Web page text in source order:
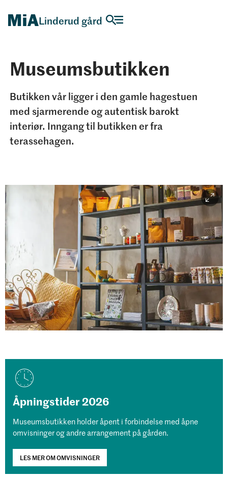
Linderud gård
Museumsbutikken
Butikken vår ligger i den gamle hagestuen
med sjarmerende og autentisk barokt
interiør. Inngang til butikken er fra
terassehagen.
Åpningstider 2026
Museumsbutikken holder åpent i forbindelse med åpne
omvisninger og andre arrangement på gården.
LES MER OM OMVISNINGER